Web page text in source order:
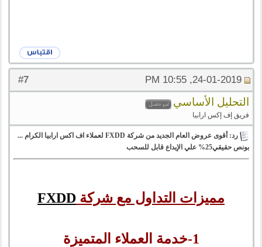
#
7 24-01-2019, 10:55 PM
التحليل الأساسي
فريق إف إكس ارابيا
رد: أقوى عروض العام الجديد من شركة FXDD لعملاء اف اكس ارابيا الكرام ...
بونص حقيقي25% علي الإيداع قابل للسحب
مميزات التداول مع شركة FXDD
1-خدمة العملاء المتميزة